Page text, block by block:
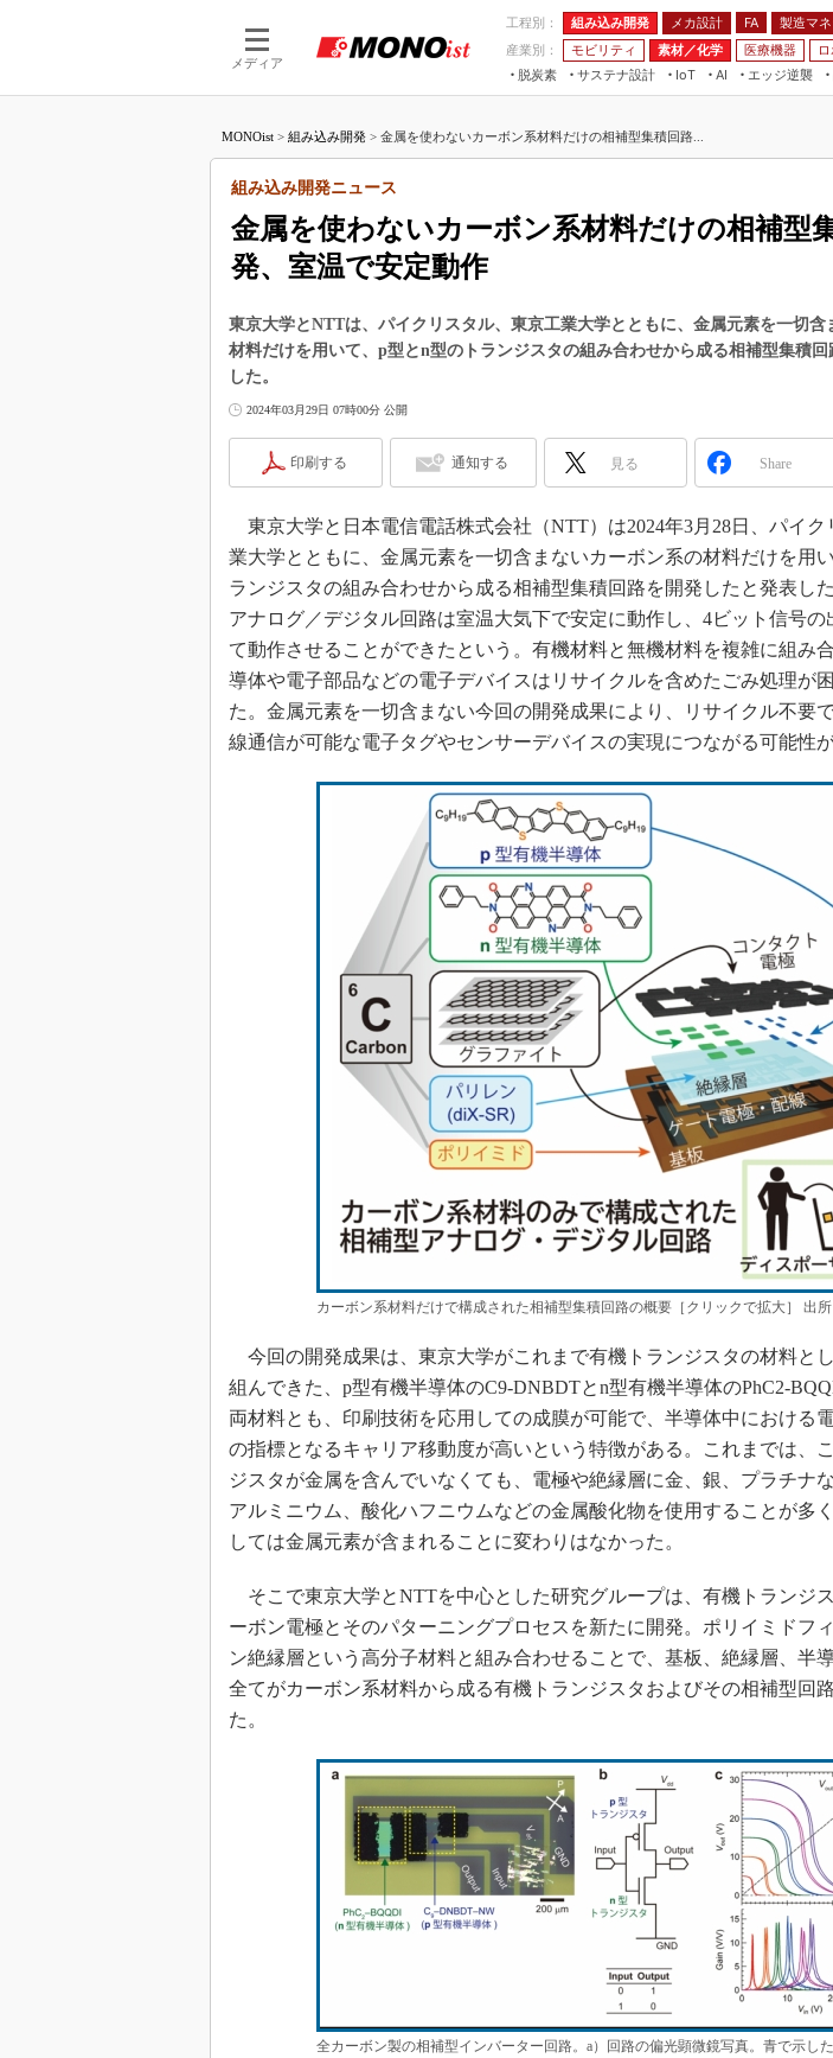
メディア
工程別： 組み込み開発 メカ設計 FA 製造マ
産業別：
モビリティ 素材／化学 医療機器
脱炭素
サステナ設計
IoT
つながる工場
AI
AI×設備保全
エッジ逆襲
JIMTOF
IIFES
TECHNO-FRONTIER
EdgeTech+
日本ものづくりワールド
AUTOMOTIVE WORLD
産業オープンネット展
つながるクルマ
VR／AR
フィールドサービス
組み込み画像技術
組み込みモデリング
ISO26262
3Dプリンタ
デジタルツインとCAE
S＆OP
インダストリー4.0
イノベーション
製造業ビッグデータ
グローバル設計・開発
制御セキュリティ
新型コロナへの対応
FA
モビリティ
MONOist > 組み込み開発 > 金属を使わないカーボン系材料だけの相補型集積回路...
金属を使わないカーボン系材料だけの相補型
発、室温で安定動作
組み込み開発ニュース
東京大学とNTTは、パイクリスタル、東京工業大学とともに、金属元素を一切含
材料だけを用いて、p型とn型のトランジスタの組み合わせから成る相補型集積
した。
2024年03月29日 07時00分 公開
印刷する 通知する 見る Share
東京大学と日本電信電話株式会社（NTT）は2024年3月28日、パイク
業大学とともに、金属元素を一切含まないカーボン系の材料だけを用
ランジスタの組み合わせから成る相補型集積回路を開発したと発表し
アナログ／デジタル回路は室温大気下で安定に動作し、4ビット信号の
て動作させることができたという。有機材料と無機材料を複雑に組み
導体や電子部品などの電子デバイスはリサイクルを含めたごみ処理が
た。金属元素を一切含まない今回の開発成果により、リサイクル不要
線通信が可能な電子タグやセンサーデバイスの実現につながる可能性が
カーボン系材料だけで構成された相補型集積回路の概要［クリックで拡大］ 出
今回の開発成果は、東京大学がこれまで有機トランジスタの材料と
組んできた、p型有機半導体のC9-DNBDTとn型有機半導体のPhC2-
両材料とも、印刷技術を応用しての成膜が可能で、半導体中における
の指標となるキャリア移動度が高いという特徴がある。これまでは、
ジスタが金属を含んでいなくても、電極や絶縁層に金、銀、プラチナ
アルミニウム、酸化ハフニウムなどの金属酸化物を使用することが多
しては金属元素が含まれることに変わりはなかった。
そこで東京大学とNTTを中心とした研究グループは、有機トランジ
ーボン電極とそのパターニングプロセスを新たに開発。ポリイミドフ
ン絶縁層という高分子材料と組み合わせることで、基板、絶縁層、半
全てがカーボン系材料から成る有機トランジスタおよびその相補型回
た。
全カーボン製の相補型インバーター回路。a）回路の偏光顕微鏡写真。青で示し